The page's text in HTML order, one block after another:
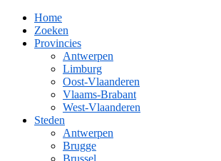
Home
Zoeken
Provincies
Antwerpen
Limburg
Oost-Vlaanderen
Vlaams-Brabant
West-Vlaanderen
Steden
Antwerpen
Brugge
Brussel